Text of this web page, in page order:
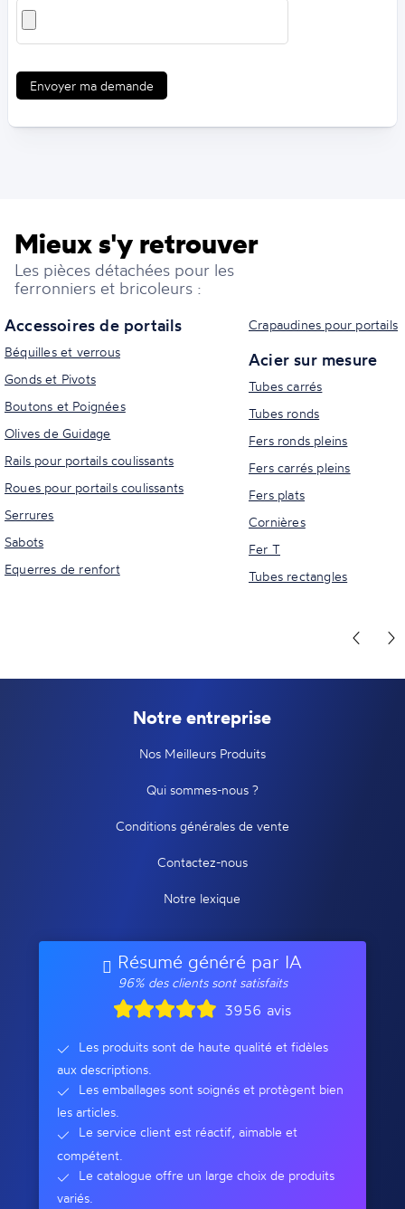
Envoyer ma demande
Mieux s'y retrouver
Les pièces détachées pour les
ferronniers et bricoleurs :
Accessoires de portails
Béquilles et verrous
Gonds et Pivots
Boutons et Poignées
Olives de Guidage
Rails pour portails coulissants
Roues pour portails coulissants
Serrures
Sabots
Equerres de renfort
Crapaudines pour portails
Acier sur mesure
Tubes carrés
Tubes ronds
Fers ronds pleins
Fers carrés pleins
Fers plats
Cornières
Fer T
Tubes rectangles
Notre entreprise
Nos Meilleurs Produits
Qui sommes-nous ?
Conditions générales de vente
Contactez-nous
Notre lexique
Résumé généré par IA
96% des clients sont satisfaits
3956 avis
Les produits sont de haute qualité et fidèles
aux descriptions.
Les emballages sont soignés et protègent bien
les articles.
Le service client est réactif, aimable et
compétent.
Le catalogue offre un large choix de produits
variés.